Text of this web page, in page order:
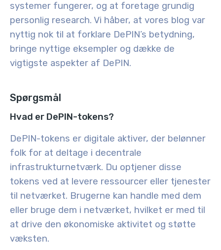
systemer fungerer, og at foretage grundig
personlig research. Vi håber, at vores blog var
nyttig nok til at forklare DePIN’s betydning,
bringe nyttige eksempler og dække de
vigtigste aspekter af DePIN.
Spørgsmål
Hvad er DePIN-tokens?
DePIN-tokens er digitale aktiver, der belønner
folk for at deltage i decentrale
infrastrukturnetværk. Du optjener disse
tokens ved at levere ressourcer eller tjenester
til netværket. Brugerne kan handle med dem
eller bruge dem i netværket, hvilket er med til
at drive den økonomiske aktivitet og støtte
væksten.